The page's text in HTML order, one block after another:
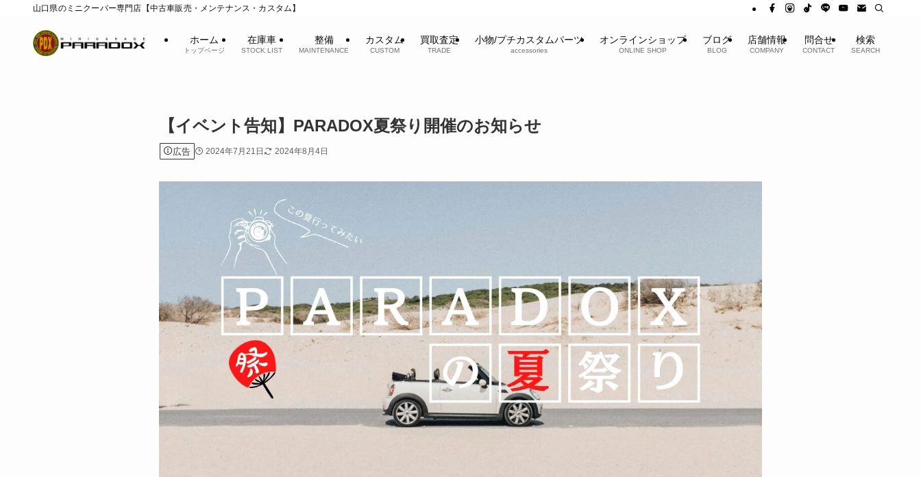
山口県のミニクーパー専門店【中古車販売・メンテナンス・カスタム】
ホーム
トップページ
在庫車
STOCK LIST
整備
MAINTENANCE
カスタム
CUSTOM
買取査定
TRADE
小物/プチカスタムパーツ
accessories
オンラインショップ
ONLINE SHOP
ブログ
BLOG
店舗情報
COMPANY
問合せ
CONTACT
検索
SEARCH
【イベント告知】PARADOX夏祭り開催のお知らせ
広告 2024年7月21日 2024年8月4日